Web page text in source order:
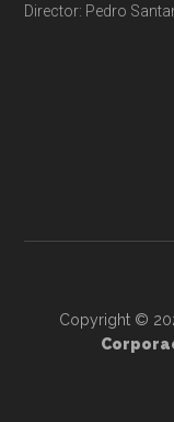
Director: Pedro
Copyright ©